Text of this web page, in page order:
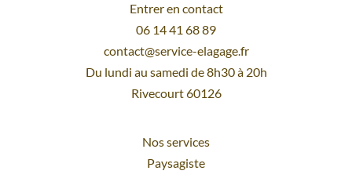
Entrer en contact
06 14 41 68 89
contact@service-elagage.fr
Du lundi au samedi de 8h30 à 20h
Rivecourt 60126
Nos services
Paysagiste